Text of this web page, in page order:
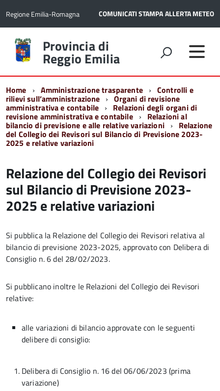
Regione Emilia-Romagna COMUNICATI STAMPAALLERTA METEO
Torna
alla
home
Provincia di
Reggio Emilia
Home Amministrazione trasparente Controlli e
rilievi sull’amministrazione Organi di revisione
amministrativa e contabile Relazioni degli organi di
revisione amministrativa e contabile Relazioni al
bilancio di previsione e alle relative variazioni Relazione
del Collegio dei Revisori sul Bilancio di Previsione 2023-
2025 e relative variazioni
Relazione del Collegio dei Revisori
sul Bilancio di Previsione 2023-
2025 e relative variazioni
Si pubblica la Relazione del Collegio dei Revisori relativa al
bilancio di previsione 2023-2025, approvato con Delibera di
Consiglio n. 6 del 28/02/2023.
Si pubblicano inoltre le Relazioni del Collegio dei Revisori
relative:
alle variazioni di bilancio approvate con le seguenti
delibere di consiglio:
Delibera di Consiglio n. 16 del 06/06/2023 (prima
variazione)